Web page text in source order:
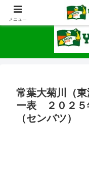
野球が
常葉大菊川（
ー表 ２０２５
（センバツ）
メニュー